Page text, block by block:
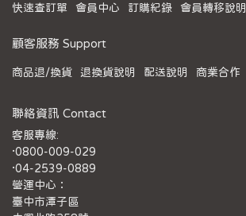
快速查訂單 會員中心 訂購紀錄 會員轉移說明
顧客服務 Support
商品退/換貨 退換貨說明 配送說明 商業合作
聯絡資訊 Contact
客服專線:
·0800-009-029
·04-2539-0889
營運中心：
臺中市潭子區